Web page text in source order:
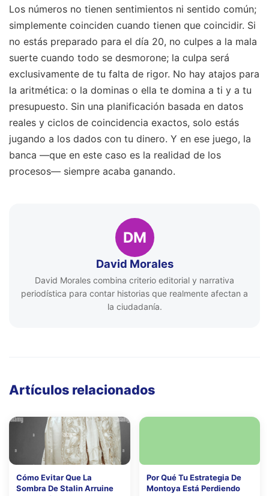
Los números no tienen sentimientos ni sentido común;
simplemente coinciden cuando tienen que coincidir. Si
no estás preparado para el día 20, no culpes a la mala
suerte cuando todo se desmorone; la culpa será
exclusivamente de tu falta de rigor. No hay atajos para
la aritmética: o la dominas o ella te domina a ti y a tu
presupuesto. Sin una planificación basada en datos
reales y ciclos de coincidencia exactos, solo estás
jugando a los dados con tu dinero. Y en ese juego, la
banca —que en este caso es la realidad de los
procesos— siempre acaba ganando.
DM
David Morales
David Morales combina criterio editorial y narrativa
periodística para contar historias que realmente afectan a
la ciudadanía.
Artículos relacionados
Cómo Evitar Que La
Sombra De Stalin Arruine
Por Qué Tu Estrategia De
Montoya Está Perdiendo